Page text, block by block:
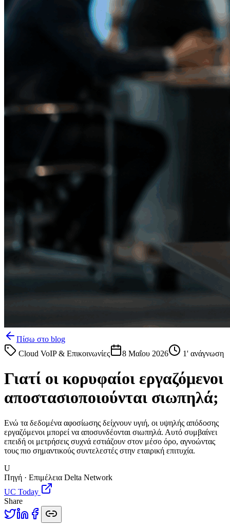
Πίσω στο blog
Cloud VoIP & Επικοινωνίες
8 Μαΐου 2026 1' ανάγνωση
Γιατί οι κορυφαίοι εργαζόμενοι
αποστασιοποιούνται σιωπηλά;
Ενώ τα δεδομένα αφοσίωσης δείχνουν υγιή, οι υψηλής απόδοσης
εργαζόμενοι μπορεί να αποσυνδέονται σιωπηλά. Αυτό συμβαίνει
επειδή οι μετρήσεις συχνά εστιάζουν στον μέσο όρο, αγνοώντας
τους πιο σημαντικούς συντελεστές στην εταιρική επιτυχία.
U
Πηγή · Επιμέλεια Delta Network
UC Today
Share